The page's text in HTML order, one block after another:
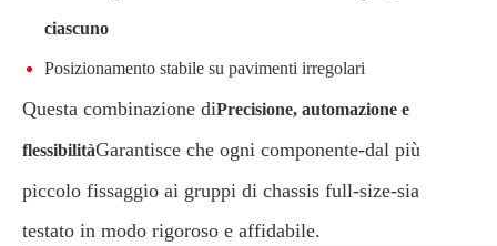
ciascuno
Posizionamento stabile su pavimenti irregolari
Questa combinazione diPrecisione, automazione e
flessibilitàGarantisce che ogni componente-dal più
piccolo fissaggio ai gruppi di chassis full-size-sia
testato in modo rigoroso e affidabile.